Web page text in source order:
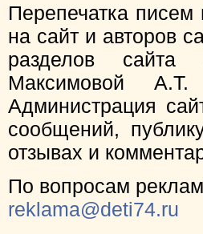
Перепечатка
на сайт и авторов
разделов сайта
Максимовой
Администрация
сообщений,
отзывах и
По вопросам
reklama@deti74.ru